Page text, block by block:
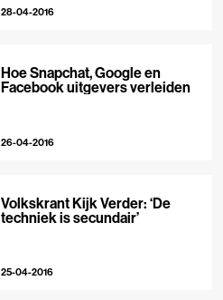
28-04-2016
Hoe Snapchat, Google en
Facebook uitgevers verleiden
26-04-2016
Volkskrant Kijk Verder: ‘De
techniek is secundair’
25-04-2016